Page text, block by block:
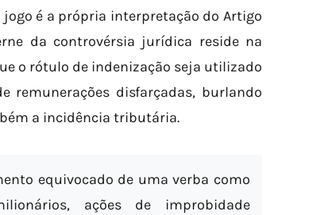
é a própria interpretação do Artigo
da controvérsia jurídica reside na
o rótulo de indenização seja utilizado
remunerações disfarçadas, burlando
a incidência tributária.
equivocado de uma verba como
ações de improbidade